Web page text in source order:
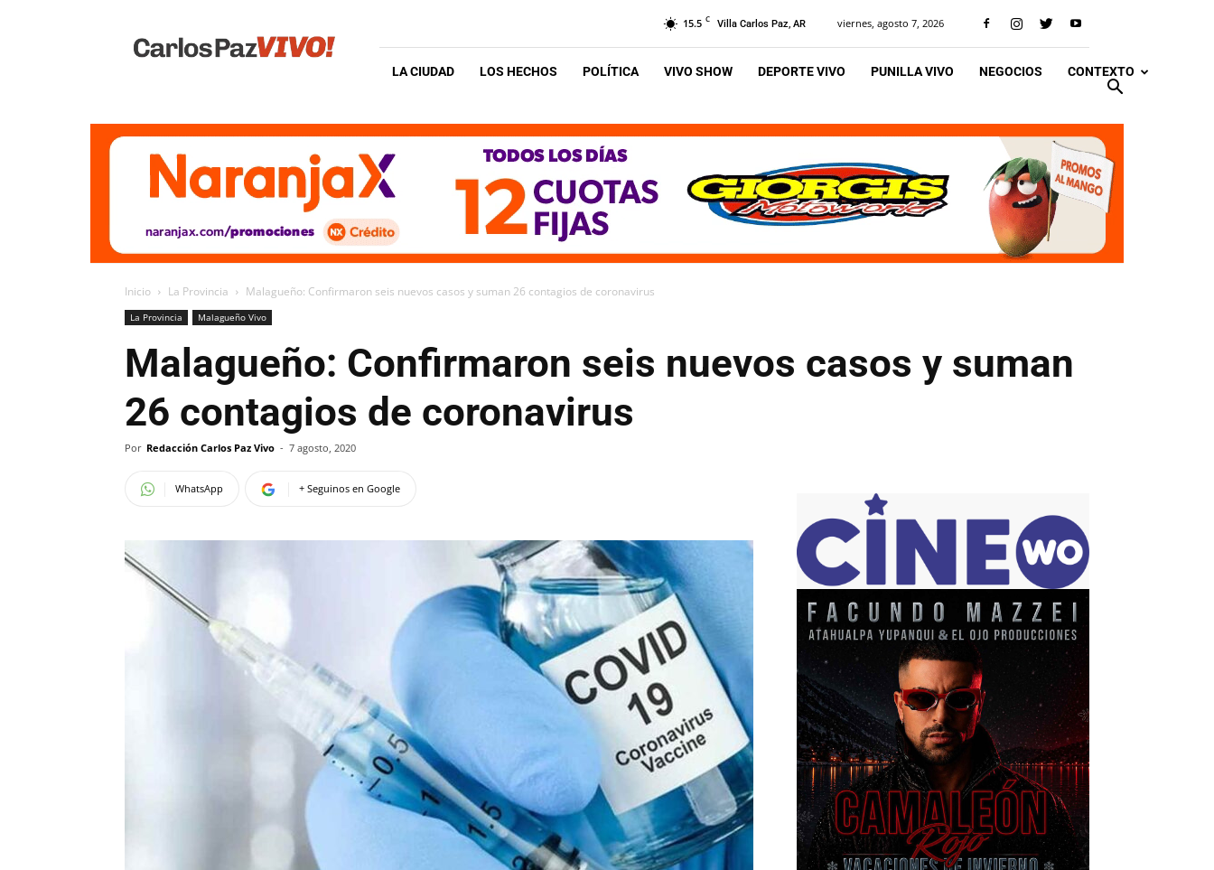
Vivo
15.5 C Villa Carlos Paz, AR viernes, agosto 7, 2026
LA CIUDAD LOS HECHOS POLÍTICA VIVO SHOW DEPORTE VIVO PUNILLA VIVO NEGOCIOS CONTEXTO
Inicio La Provincia Malagueño: Confirmaron seis nuevos casos y suman 26 contagios de coronavirus
La Provincia Malagueño Vivo
Malagueño: Confirmaron seis nuevos casos y suman
26 contagios de coronavirus
Por Redacción Carlos Paz Vivo - 7 agosto, 2020
WhatsApp + Seguinos en Google